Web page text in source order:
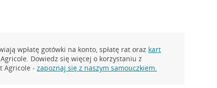
wpłatę gotówki na konto, spłatę rat oraz kart
Dowiedz się więcej o korzystaniu z
Agricole -zapoznaj się z naszym samouczkiem.